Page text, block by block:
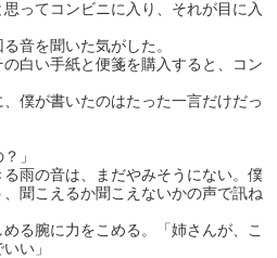
ってコンビニに入り、それが目に入
音を聞いた気がした。
白い手紙と便箋を購入すると、コン
僕が書いたのはたった一言だけだっ
」
雨の音は、まだやみそうにない。僕
聞こえるか聞こえないかの声で訊ね
める腕に力をこめる。「姉さんが、こ
い」